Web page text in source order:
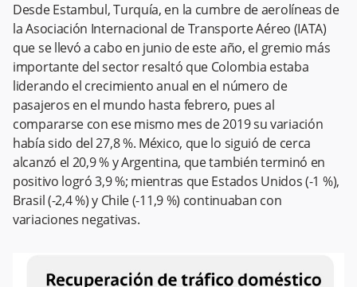
Desde Estambul, Turquía, en la cumbre de aerolíneas de
la Asociación Internacional de Transporte Aéreo (IATA)
que se llevó a cabo en junio de este año, el gremio más
importante del sector resaltó que Colombia estaba
liderando el crecimiento anual en el número de
pasajeros en el mundo hasta febrero, pues al
compararse con ese mismo mes de 2019 su variación
había sido del 27,8 %. México, que lo siguió de cerca
alcanzó el 20,9 % y Argentina, que también terminó en
positivo logró 3,9 %; mientras que Estados Unidos (-1 %),
Brasil (-2,4 %) y Chile (-11,9 %) continuaban con
variaciones negativas.